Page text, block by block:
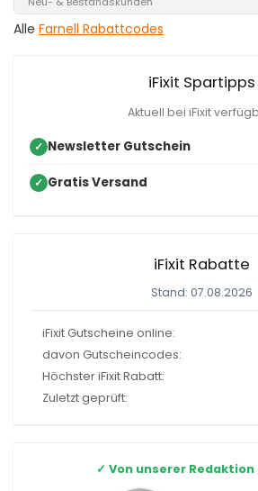
Alle Farnell Rabattcodes
iFixit Spartipps
Aktuell bei iFixit
✓ Newsletter Gutschein
✓ Gratis Versand
iFixit Rabatte
Stand: 07.08.2026
iFixit Gutscheine online:
davon Gutscheincodes:
Höchster iFixit Rabatt:
Zuletzt geprüft:
✓ Von unserer